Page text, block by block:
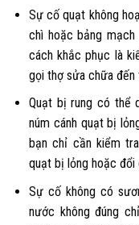
Sự cố quạt không
chì hoặc bảng
cách khắc phục là
gọi thợ sửa chữa đến
Quạt bị rung có thể
núm cánh quạt bị
bạn chỉ cần kiểm
quạt bị lỏng hoặc đổi
Sự cố không có
nước không đúng